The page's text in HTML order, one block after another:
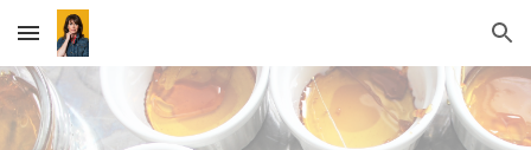
Skip to main content Skip to navigation